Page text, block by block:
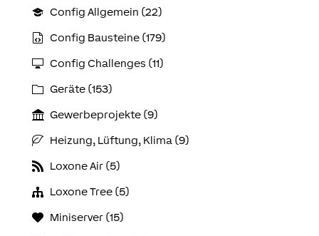
Config Allgemein (22)
Config Bausteine (179)
Config Challenges (11)
Geräte (153)
Gewerbeprojekte (9)
Heizung, Lüftung, Klima (9)
Loxone Air (5)
Loxone Tree (5)
Miniserver (15)